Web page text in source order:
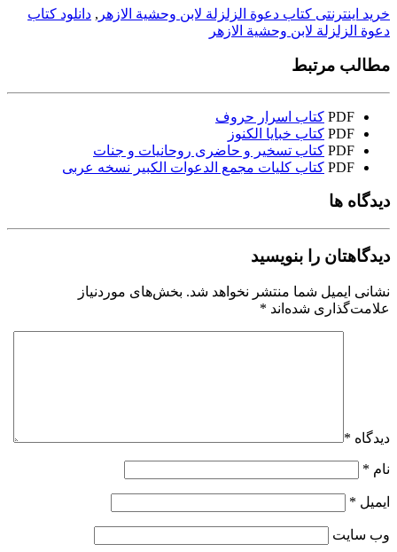
خرید اینترنتی کتاب دعوة الزلزلة لابن وحشية الازهر , دانلود کتاب
دعوة الزلزلة لابن وحشية الازهر
مطالب مرتبط
PDF کتاب اسرار حروف
PDF کتاب خبایا الکنوز
PDF کتاب تسخیر و حاضری روحانیات و جنات
PDF کتاب کلیات مجمع الدعوات الکبیر نسخه عربی
دیدگاه ها
دیدگاهتان را بنویسید
نشانی ایمیل شما منتشر نخواهد شد. بخش‌های موردنیاز
علامت‌گذاری شده‌اند *
دیدگاه *
نام *
ایمیل *
وب‌ سایت